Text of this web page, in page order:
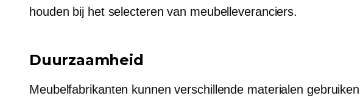
houden bij het selecteren van meubelleveranciers.
Duurzaamheid
Meubelfabrikanten kunnen verschillende materialen gebruiken